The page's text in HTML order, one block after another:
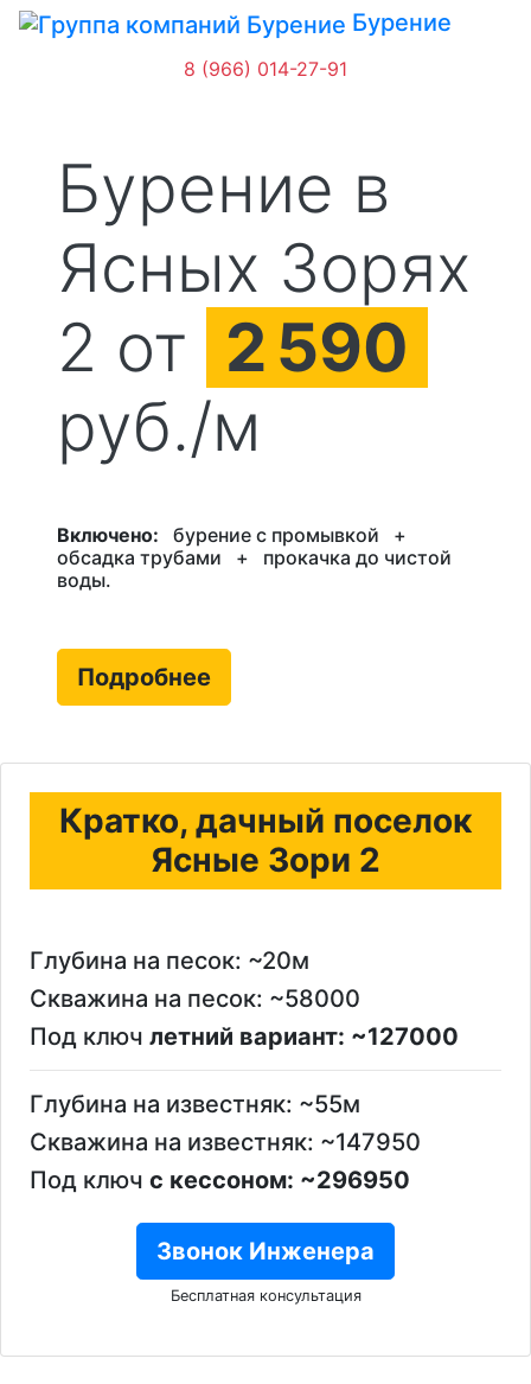
Бурение
8 (966) 014-27-91
Бурение в
Ясных Зорях
2 от 2590
руб./м
Включено: бурение с промывкой
+
обсадка трубами
+
прокачка до чистой
воды.
Подробнее
Кратко, дачный поселок
Ясные Зори 2
Глубина на песок: ~20м
Скважина на песок: ~58000
Под ключ летний вариант: ~127000
Глубина на известняк: ~55м
Скважина на известняк: ~147950
Под ключ с кессоном: ~296950
Звонок Инженера
Бесплатная консультация